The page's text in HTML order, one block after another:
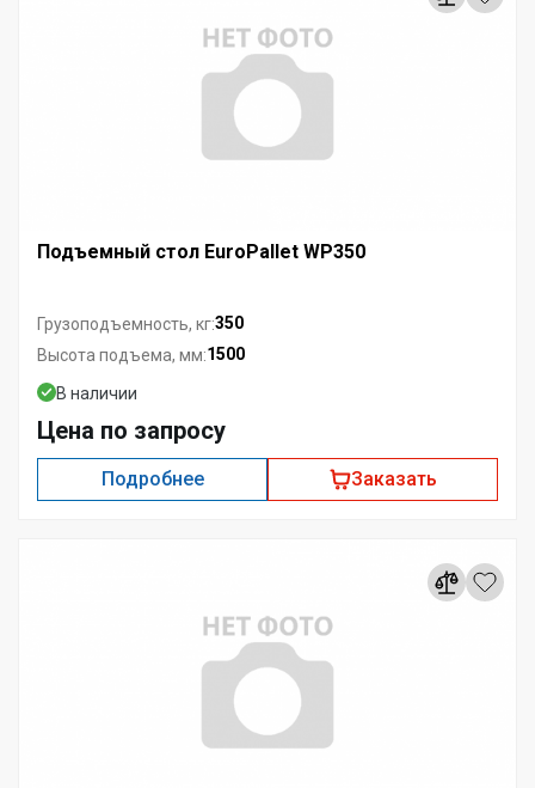
Подъемный стол EuroPallet WP350
Грузоподъемность, кг:350
Высота подъема, мм:1500
В наличии
Цена по запросу
Подробнее Заказать